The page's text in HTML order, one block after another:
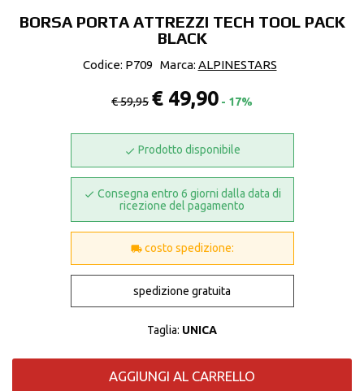
BORSA PORTA ATTREZZI TECH TOOL PACK
BLACK
Codice: P709 Marca: ALPINESTARS
€ 59,95 € 49,90 - 17%
Prodotto disponibile
Consegna entro 6 giorni dalla data di
ricezione del pagamento
costo spedizione:
spedizione gratuita
Taglia: UNICA
AGGIUNGI AL CARRELLO